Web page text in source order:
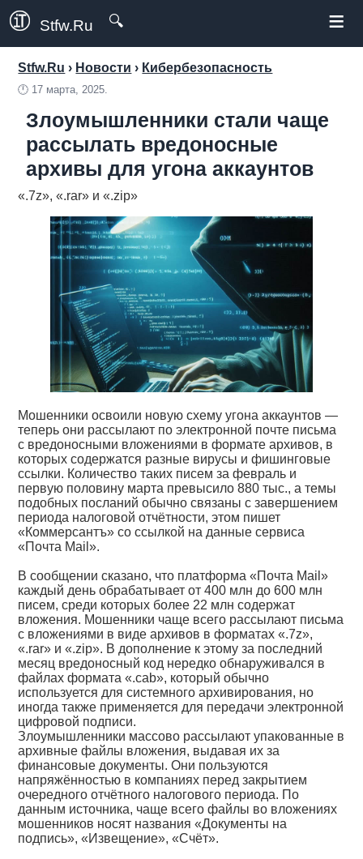
Stfw.Ru 🔍 ≡
Stfw.Ru › Новости › Кибербезопасность
🕛 17 марта, 2025.
Злоумышленники стали чаще
рассылать вредоносные
архивы для угона аккаунтов
«.7z», «.rar» и «.zip»
Мошенники освоили новую схему угона аккаунтов —
теперь они рассылают по электронной почте письма
с вредоносными вложениями в формате архивов, в
которых содержатся разные вирусы и фишинговые
ссылки. Количество таких писем за февраль и
первую половину марта превысило 880 тыс., а темы
подобных посланий обычно связаны с завершением
периода налоговой отчётности, этом пишет
«Коммерсантъ» со ссылкой на данные сервиса
«Почта Mail».
В сообщении сказано, что платформа «Почта Mail»
каждый день обрабатывает от 400 млн до 600 млн
писем, среди которых более 22 млн содержат
вложения. Мошенники чаще всего рассылают письма
с вложениями в виде архивов в форматах «.7z»,
«.rar» и «.zip». В дополнение к этому за последний
месяц вредоносный код нередко обнаруживался в
файлах формата «.cab», который обычно
используется для системного архивирования, но
иногда также применяется для передачи электронной
цифровой подписи.
Злоумышленники массово рассылают упакованные в
архивные файлы вложения, выдавая их за
финансовые документы. Они пользуются
напряжённостью в компаниях перед закрытием
очередного отчётного налогового периода. По
данным источника, чаще всего файлы во вложениях
мошенников носят названия «Документы на
подпись», «Извещение», «Счёт».